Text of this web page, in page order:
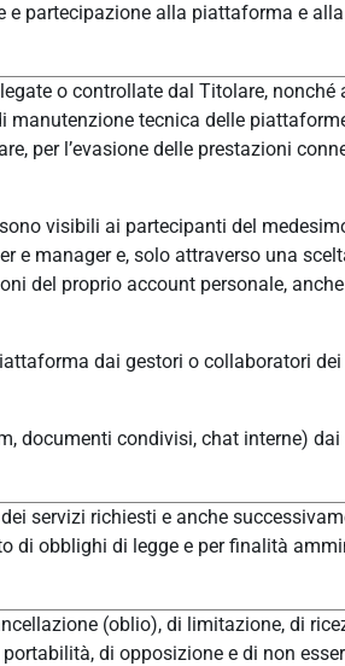
e partecipazione alla piattaforma e
o controllate dal Titolare, nonché
tecnica delle
per l’evasione delle prestazioni
visibili ai partecipanti del
e manager e, solo attraverso una
del proprio account personale,
dai gestori o collaboratori
documenti condivisi, chat interne) dai
servizi richiesti e anche
di obblighi di legge e per finalità
(oblio), di limitazione, di
di opposizione e di non